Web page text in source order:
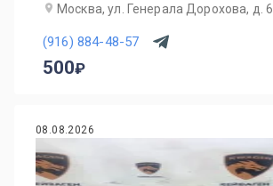
Москва, ул. Генерала Дорохова, д. 6
(916) 884-48-57
500
08.08.2026